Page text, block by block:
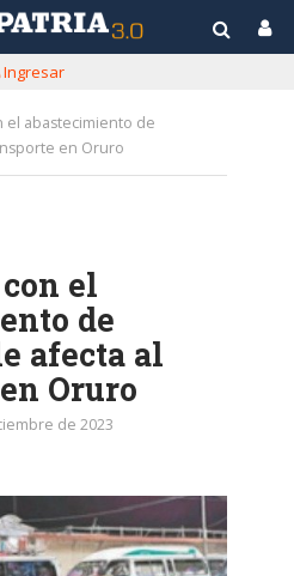
Ingresar
el abastecimiento de
en Oruro
el
de
afecta al
Oruro
de 2023